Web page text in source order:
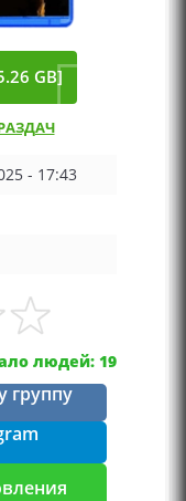
GB]
- 17:43
людей: 19
группу